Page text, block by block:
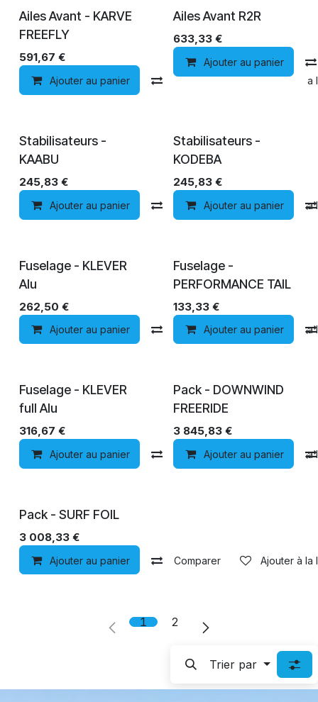
Ailes Avant - KARVE
FREEFLY
591,67 €
Ajouter au panier Comparer Ajouter à la
Ailes Avant R2R
633,33€
Ajouter au panier
Stabilisateurs -
KAABU
245,83 €
Ajouter au panier Comparer Ajouter à la
Stabilisateurs -
KODEBA
245,83€
Ajouter au panier
Fuselage - KLEVER
Alu
262,50 €
Ajouter au panier Comparer Ajouter à la
Fuselage -
PERFORMANCE TAIL
133,33€
Ajouter au panier
Fuselage - KLEVER
full Alu
316,67 €
Ajouter au panier Comparer Ajouter à la
Pack - DOWNWIND
FREERIDE
3 845,83€
Ajouter au panier
Pack - SURF FOIL
3 008,33 €
Ajouter au panier Comparer Ajouter à la
1 2
Trier par